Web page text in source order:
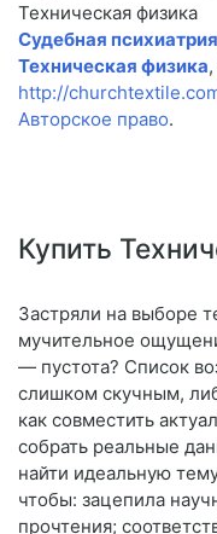
Техническая физика
Судебная психиатрия
Техническая физика,
http://
Авторское право.
Купить
Застряли на выборе
мучительное
— пустота? Список
слишком скучным,
как совместить
собрать реальные
найти идеальную
чтобы: зацепила
прочтения;